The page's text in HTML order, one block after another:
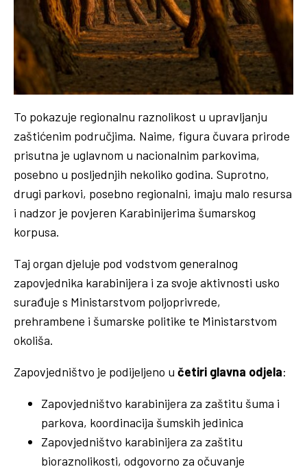
To pokazuje regionalnu raznolikost u upravljanju
zaštićenim područjima. Naime, figura čuvara prirode
prisutna je uglavnom u nacionalnim parkovima,
posebno u posljednjih nekoliko godina. Suprotno,
drugi parkovi, posebno regionalni, imaju malo resursa
i nadzor je povjeren Karabinijerima šumarskog
korpusa.
Taj organ djeluje pod vodstvom generalnog
zapovjednika karabinijera i za svoje aktivnosti usko
surađuje s Ministarstvom poljoprivrede,
prehrambene i šumarske politike te Ministarstvom
okoliša.
Zapovjedništvo je podijeljeno u četiri glavna odjela:
Zapovjedništvo karabinijera za zaštitu šuma i
parkova, koordinacija šumskih jedinica
Zapovjedništvo karabinijera za zaštitu
bioraznolikosti, odgovorno za očuvanje